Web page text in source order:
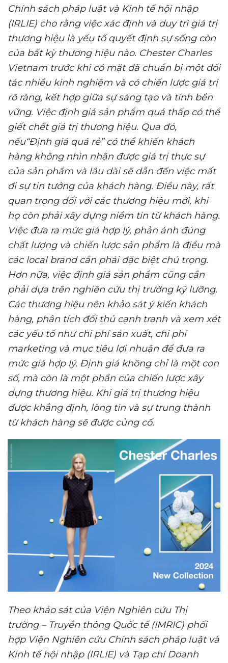
Chính sách pháp luật và Kinh tế hội nhập
(IRLIE) cho rằng việc xác định và duy trì giá trị
thương hiệu là yếu tố quyết định sự sống còn
của bất kỳ thương hiệu nào. Chester Charles
Vietnam trước khi có mặt đã chuẩn bịmột đối
tác nhiều kinh nghiệm và có chiến lược giá trị
rõ ràng, kết hợp giữa sự sáng tạo và tính bền
vững. Việcđịnh giá sản phẩm quá thấp có thể
giết chết giá trị thương hiệu. Qua đó,
nếu“Định giá quá rẻ” có thể khiến khách
hàng không nhìn nhận được giá trị thực sự
của sản phẩm và lâu dài sẽ dẫn đến việc mất
đi sự tin tưởng của khách hàng. Điều này, rất
quan trọng đối với các thương hiệu mới, khi
họ còn phải xây dựng niềm tin từ khách hàng.
Việc đưa ra mức giá hợp lý, phản ánh đúng
chất lượng và chiến lược sản phẩm là điều mà
các local brand cần phải đặc biệt chú trọng.
Hơn nữa, việc định giá sản phẩm cũng cần
phải dựa trên nghiên cứu thị trường kỹ lưỡng.
Các thương hiệu nên khảo sát ý kiến khách
hàng, phân tích đối thủ cạnh tranh và xem xét
các yếu tố như chi phí sản xuất, chi phí
marketing và mục tiêu lợi nhuận để đưa ra
mức giá hợp lý. Định giá không chỉ là một con
số, mà còn là một phần của chiến lược xây
dựng thương hiệu. Khi giá trị thương hiệu
được khẳng định, lòng tin và sự trung thành
từ khách hàng sẽ được củng cố.
Theo khảo sátcủa Viện Nghiên cứu Thị
trường – Truyền thông Quốc tế (IMRIC) phối
hợp Viện Nghiên cứu Chính sách pháp luật và
Kinh tế hội nhập (IRLIE) và Tạp chí Doanh